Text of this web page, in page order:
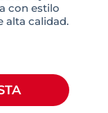
con estilo
alta calidad.